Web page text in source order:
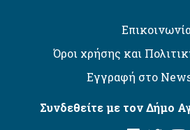
Όροι χρήσης και
Εγγραφή στο
Συνδεθείτε με τον Δήμο